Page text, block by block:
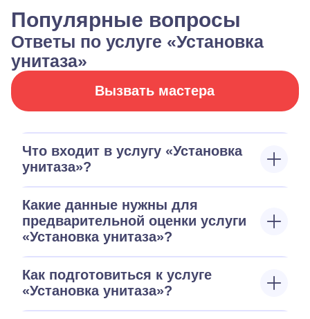
Популярные вопросы
Ответы по услуге «Установка
унитаза»
Вызвать мастера
Что входит в услугу «Установка
унитаза»?
Какие данные нужны для
предварительной оценки услуги
«Установка унитаза»?
Как подготовиться к услуге
«Установка унитаза»?